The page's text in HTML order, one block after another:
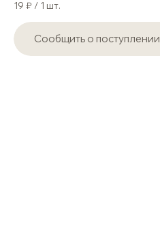
19 ₽ / 1 шт.
Сообщить о поступлении